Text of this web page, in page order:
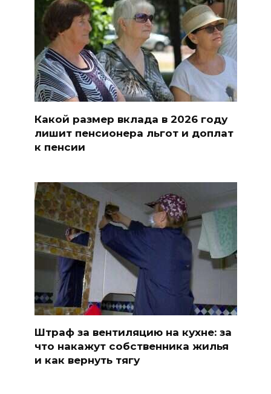
Какой размер вклада в 2026 году
лишит пенсионера льгот и доплат
к пенсии
Штраф за вентиляцию на кухне: за
что накажут собственника жилья
и как вернуть тягу